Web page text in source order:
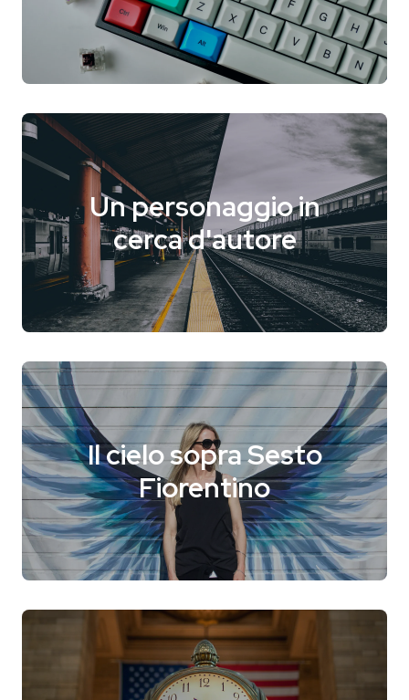
Collaborazioni
Un personaggio in
cerca d'autore
Il cielo sopra Sesto
Fiorentino